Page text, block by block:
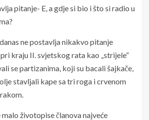
pitanje- E, a gdje si bio i što si radio u
ne postavlja nikakvo pitanje
kraju II. svjetskog rata kao „strijele“
se partizanima, koji su bacali šajkače,
stavljali kape sa tri roga i crvenom
životopise članova najveće